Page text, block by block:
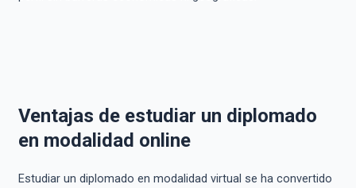
Ventajas de estudiar un diplomado
en modalidad online
Estudiar un diplomado en modalidad virtual se ha convertido